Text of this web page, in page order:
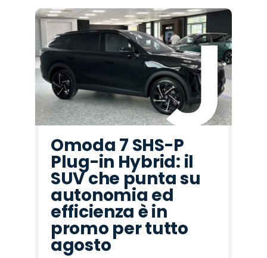
Omoda 7 SHS-P
Plug-in Hybrid: il
SUV che punta su
autonomia ed
efficienza è in
promo per tutto
agosto